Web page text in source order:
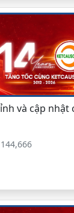
và cập nhật
144,666